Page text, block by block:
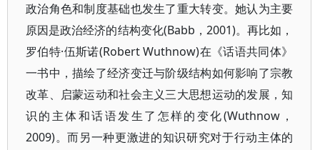
政治角色和制度基础也发生了重大转变。她认为主要
原因是政治经济的结构变化(Babb，2001)。再比如，
罗伯特·伍斯诺(Robert Wuthnow)在《话语共同体》
一书中，描绘了经济变迁与阶级结构如何影响了宗教
改革、启蒙运动和社会主义三大思想运动的发展，知
识的主体和话语发生了怎样的变化(Wuthnow，
2009)。而另一种更激进的知识研究对于行动主体的